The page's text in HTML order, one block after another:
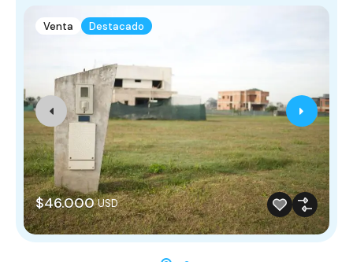
Venta Destacado
$46.000 USD